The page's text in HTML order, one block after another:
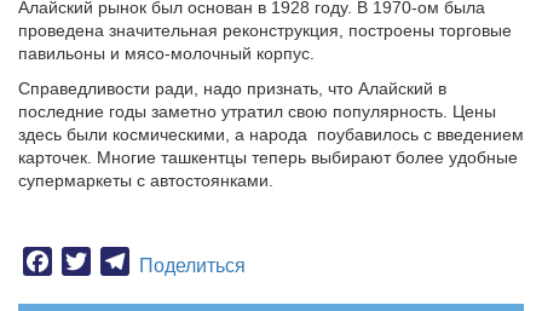
Алайский рынок был основан в 1928 году. В 1970-ом была
проведена значительная реконструкция, построены торговые
павильоны и мясо-молочный корпус.
Справедливости ради, надо признать, что Алайский в
последние годы заметно утратил свою популярность. Цены
здесь были космическими, а народа
поубавилось с введением
карточек. Многие ташкентцы теперь выбирают более удобные
супермаркеты с автостоянками.
Facebook
TwitterTelegram
Поделиться